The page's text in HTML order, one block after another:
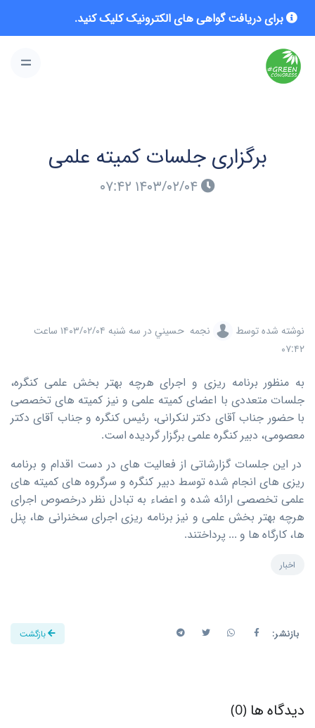
برای دریافت گواهی های الکترونیک کلیک کنید.
برگزاری جلسات کمیته علمی
نوشته شده توسط نجمه حسيني در
سه شنبه ۱۴۰۳/۰۲/۰۴ ساعت
۰۷:۴۲
به منظور برنامه ریزی و اجرای هرچه بهتر بخش علمی کنگره،
جلسات متعددی با اعضای کمیته علمی و نیز کمیته های تخصصی
با حضور جناب آقای دکتر لنکرانی، رئیس کنگره و جناب آقای دکتر
معصومی، دبیر کنگره علمی برگزار گردیده است.
در این جلسات گزارشاتی از فعالیت های در دست اقدام و برنامه
ریزی های انجام شده توسط دبیر کنگره و سرگروه های کمیته های
علمی تخصصی ارائه شده و اعضاء به تبادل نظر درخصوص اجرای
هرچه بهتر بخش علمی و نیز برنامه ریزی اجرای سخنرانی ها، پنل
ها، کارگاه ها و ... پرداختند.
اخبار
بازنشر: بازگشت
دیدگاه ها (0)